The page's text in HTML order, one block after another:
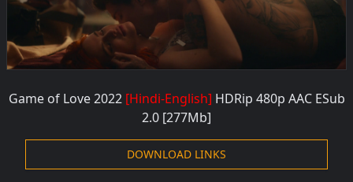
Game of Love 2022 [Hindi-English] HDRip 480p AAC ESub
2.0 [277Mb]
DOWNLOAD LINKS